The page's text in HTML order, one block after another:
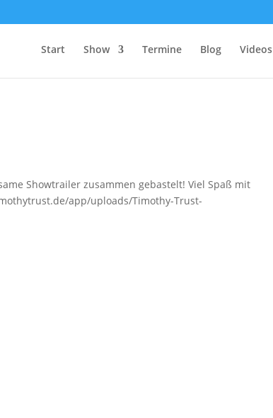
Start Show Termine Blog Videos
Showtrailer zusammen gebastelt! Viel Spaß mit
app/uploads/Timothy-Trust-